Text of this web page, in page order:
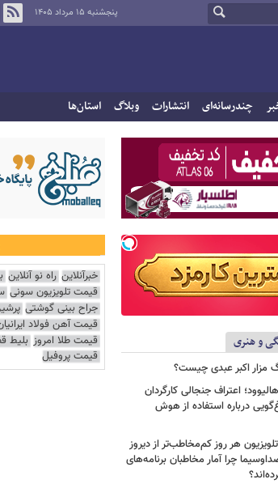
پنجشنبه ۱۵ مرداد ۱۴۰۵
چندرسانه‌ای انتشارات وبلاگ استان‌ها
و هنری
مزار اکبر عبدی چیست؟
اعتراف جنجالی کارگردان
درباره استفاده از هوش
هر روز کم‌مخاطب‌تر از دیروز
چرا آمار مخاطبان برنامه‌های
خبرآنلاین راه نو آنلاین
قیمت تلویزیون سونی
جراح بینی گوشتی
قیمت آهن فولاد
قیمت طلا امروز بلیط
قیمت پروفیل